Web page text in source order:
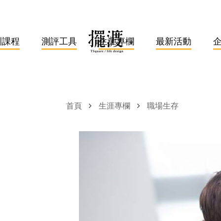
程 測評工具 生涯專欄 最新活動
首頁 生涯專欄 職場生存